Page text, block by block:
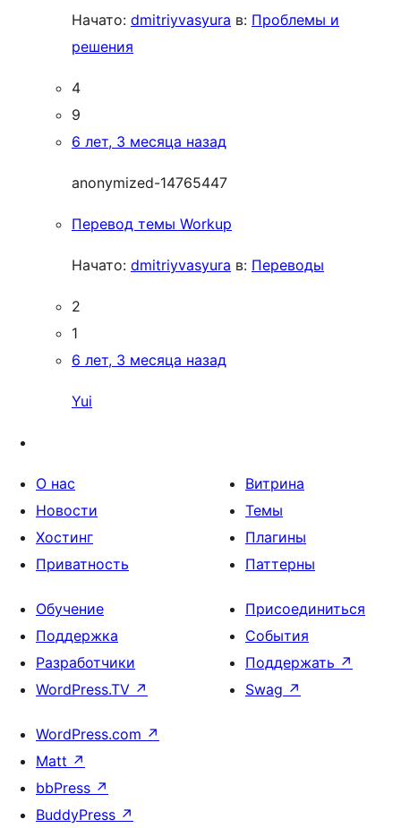
Начато: dmitriyvasyura в: Проблемы и
решения
4
9
6 лет, 3 месяца назад
anonymized-14765447
Перевод темы Workup
Начато: dmitriyvasyura в: Переводы
2
1
6 лет, 3 месяца назад
Yui
О нас
Новости
Хостинг
Приватность
Витрина
Темы
Плагины
Паттерны
Обучение
Поддержка
Разработчики
WordPress.TV ↗
Присоединиться
События
Поддержать ↗
Swag ↗
WordPress.com ↗
Matt ↗
bbPress ↗
BuddyPress ↗